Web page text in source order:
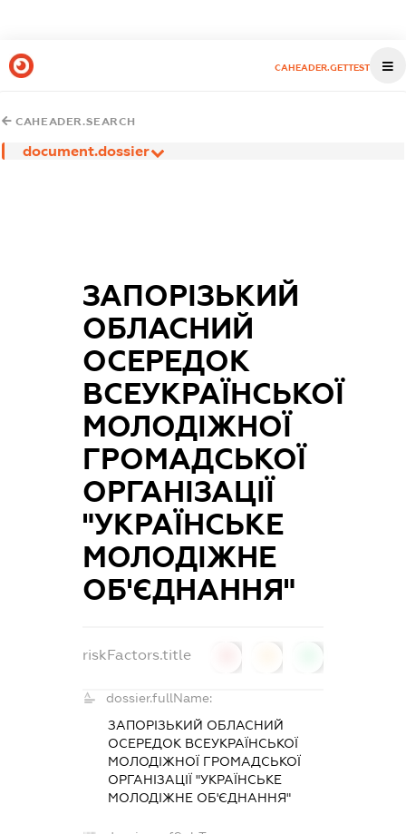
CAHEADER.GETTEST
CAHEADER.SEARCH
document.dossier
ЗАПОРІЗЬКИЙ
ОБЛАСНИЙ
ОСЕРЕДОК
ВСЕУКРАЇНСЬКОЇ
МОЛОДІЖНОЇ
ГРОМАДСЬКОЇ
ОРГАНІЗАЦІЇ
"УКРАЇНСЬКЕ
МОЛОДІЖНЕ
ОБ'ЄДНАННЯ"
riskFactors.title
dossier.fullName:
ЗАПОРІЗЬКИЙ ОБЛАСНИЙ
ОСЕРЕДОК ВСЕУКРАЇНСЬКОЇ
МОЛОДІЖНОЇ ГРОМАДСЬКОЇ
ОРГАНІЗАЦІЇ "УКРАЇНСЬКЕ
МОЛОДІЖНЕ ОБ'ЄДНАННЯ"